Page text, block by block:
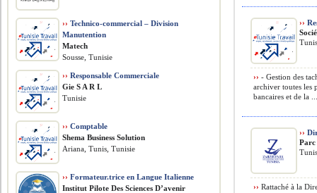
››
›› - Gestion des
archiver toutes les
bancaires et de la
››
Parc
›› Rattaché à la
›› Technico-commercial – Division
Manutention
Matech
Sousse, Tunisie
›› Responsable Commerciale
Gie S A R L
Tunisie
›› Comptable
Shema Business Solution
Ariana, Tunis, Tunisie
›› Formateur.trice en Langue Italienne
Institut Pilote Des Sciences D’avenir